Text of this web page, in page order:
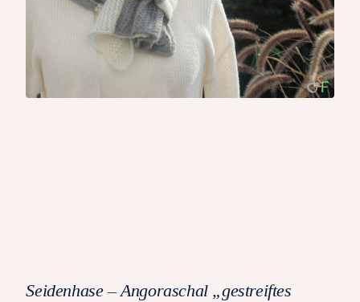
Seidenhase – Angoraschal „gestreiftes